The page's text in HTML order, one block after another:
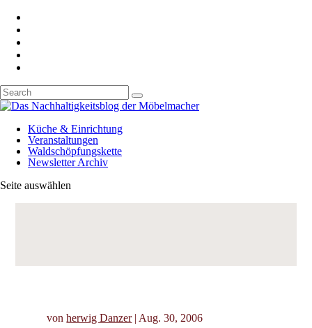
Küche & Einrichtung
Veranstaltungen
Waldschöpfungskette
Newsletter Archiv
Seite auswählen
vonherwig Danzer| Aug. 30, 2006